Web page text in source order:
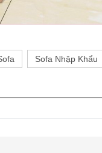
Sofa Nhập Khẩu